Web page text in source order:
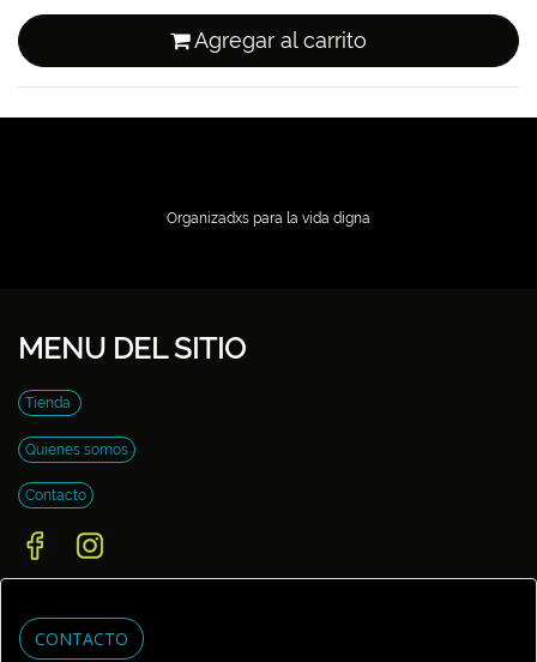
Agregar al carrito
Organizadxs para la vida digna
MENU DEL SITIO
Tienda
Quienes somos
Contacto
CONTACTO